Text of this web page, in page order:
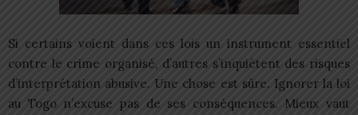
Si certains voient dans ces lois un instrument essentiel
contre le crime organisé, d’autres s’inquiètent des risques
d’interprétation abusive. Une chose est sûre. Ignorer la loi
au Togo n’excuse pas de ses conséquences. Mieux vaut